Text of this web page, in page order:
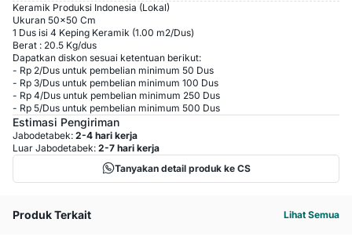
Keramik Produksi Indonesia (Lokal)
Ukuran 50x50 Cm
1 Dus isi 4 Keping Keramik (1.00 m2/Dus)
Berat : 20.5 Kg/dus
Dapatkan diskon sesuai ketentuan berikut:
- Rp 2/Dus untuk pembelian minimum 50 Dus
- Rp 3/Dus untuk pembelian minimum 100 Dus
- Rp 4/Dus untuk pembelian minimum 250 Dus
- Rp 5/Dus untuk pembelian minimum 500 Dus
Estimasi Pengiriman
Jabodetabek: 2-4 hari kerja
Luar Jabodetabek: 2-7 hari kerja
Tanyakan detail produk ke CS
Produk Terkait Lihat Semua